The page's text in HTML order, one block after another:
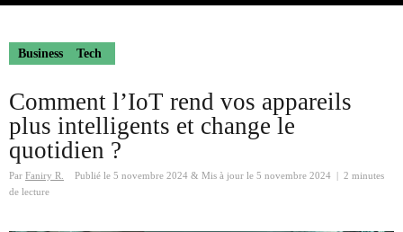
Business Tech
Comment l’IoT rend vos appareils
plus intelligents et change le
quotidien ?
Par Faniry R. Publié le 5 novembre 2024 & Mis à jour le 5 novembre 2024
2 minutes
de lecture